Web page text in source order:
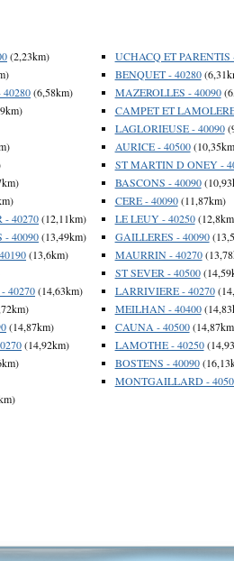
(2,23km)
(6,58km)
- 40270(12,11km)
- 40090(13,49km)
(13,6km)
40270(14,63km)
(14,87km)
(14,92km)
UCHACQ ET PARENTIS
BENQUET - 40280
MAZEROLLES - 40090
CAMPET ET
LAGLORIEUSE - 40090
AURICE - 40500
ST MARTIN D ONEY -
BASCONS - 40090
CERE - 40090(11,87km)
LE LEUY - 40250
GAILLERES - 40090
MAURRIN - 40270
ST SEVER - 40500
LARRIVIERE - 40270
MEILHAN - 40400
CAUNA - 40500
LAMOTHE - 40250
BOSTENS - 40090
MONTGAILLARD -